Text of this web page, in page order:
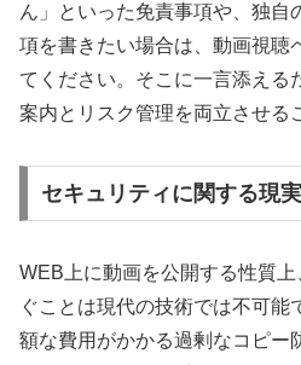
ん」といった免責事項や、独自
項を書きたい場合は、動画視聴
てください。そこに一言添える
案内とリスク管理を両立させる
セキュリティに関する現
WEB上に動画を公開する性質
ぐことは現代の技術では不可能
額な費用がかかる過剰なコピー